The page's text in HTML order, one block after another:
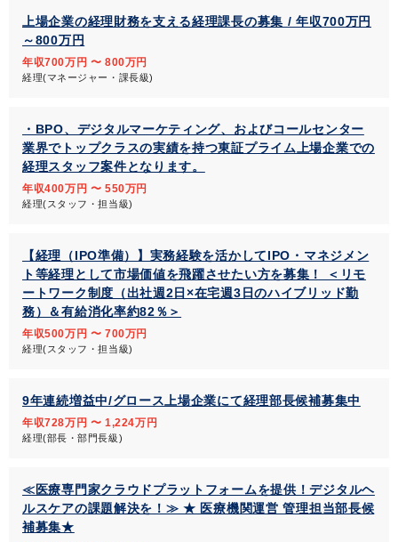
上場企業の経理財務を支える経理課長の募集 / 年収700万円
～800万円
年収700万円 〜 800万円
経理(マネージャー・課長級)
・BPO、デジタルマーケティング、およびコールセンター
業界でトップクラスの実績を持つ東証プライム上場企業での
経理スタッフ案件となります。
年収400万円 〜 550万円
経理(スタッフ・担当級)
【経理（IPO準備）】実務経験を活かしてIPO・マネジメン
ト等経理として市場価値を飛躍させたい方を募集！ ＜リモ
ートワーク制度（出社週2日×在宅週3日のハイブリッド勤
務）＆有給消化率約82％＞
年収500万円 〜 700万円
経理(スタッフ・担当級)
9年連続増益中/グロース上場企業にて経理部長候補募集中
年収728万円 〜 1,224万円
経理(部長・部門長級)
≪医療専門家クラウドプラットフォームを提供！デジタルヘ
ルスケアの課題解決を！≫ ★ 医療機関運営 管理担当部長候
補募集★